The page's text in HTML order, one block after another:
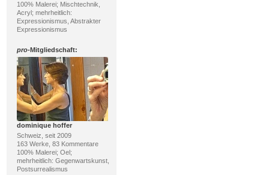
100% Malerei; Mischtechnik,
Acryl; mehrheitlich:
Expressionismus, Abstrakter
Expressionismus
pro-Mitgliedschaft:
dominique hoffer
Schweiz, seit 2009
163 Werke, 83 Kommentare
100% Malerei; Oel;
mehrheitlich: Gegenwartskunst,
Postsurrealismus